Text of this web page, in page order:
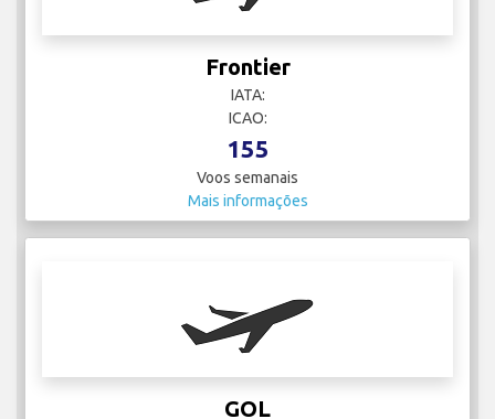
Frontier
IATA:
ICAO:
155
Voos semanais
Mais informações
GOL